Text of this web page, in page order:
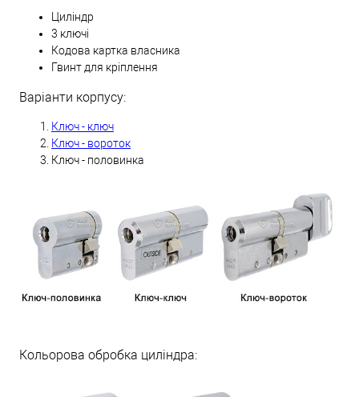
Циліндр
3 ключі
Кодова картка власника
Гвинт для кріплення
Варіанти корпусу:
Ключ - ключ
Ключ - вороток
Ключ - половинка
Кольорова обробка циліндра: